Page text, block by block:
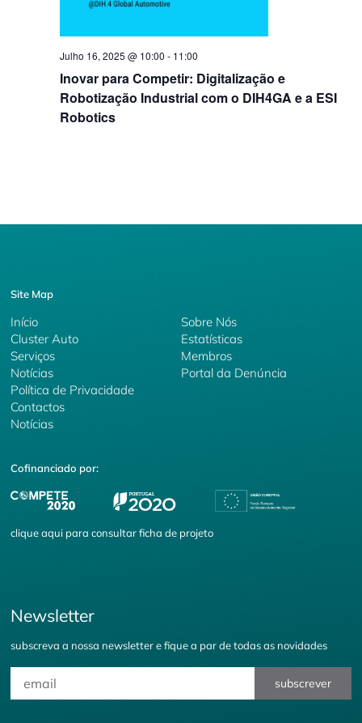
Julho 16, 2025 @ 10:00 - 11:00
Inovar para Competir: Digitalização e
Robotização Industrial com o DIH4GA e a ESI
Robotics
Site Map
Início
Cluster Auto
Serviços
Sobre Nós
Estatísticas
Membros
Notícias
Política de Privacidade
Portal da Denúncia
Contactos
Notícias
Cofinanciado por:
cliqueaqui para consultar ficha de projeto
Newsletter
subscreva a nossa newsletter e fique a par de todas as novidades
subscrever